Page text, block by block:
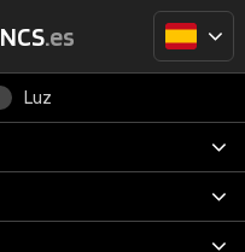
NCS.es
Luz